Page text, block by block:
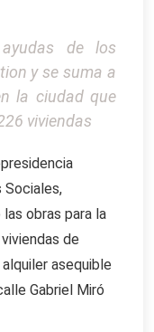
de los
y se suma a
la ciudad que
viviendas
Sociales,
las obras para la
de
asequible
Gabriel Miró